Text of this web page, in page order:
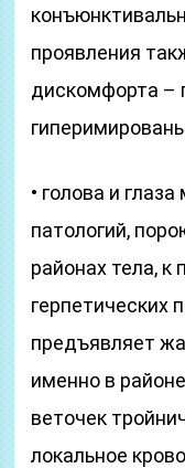
проявления
дискомфорта –
• голова и
патологий,
районах тела,
герпетических
предъявляет
именно в
веточек
локальное